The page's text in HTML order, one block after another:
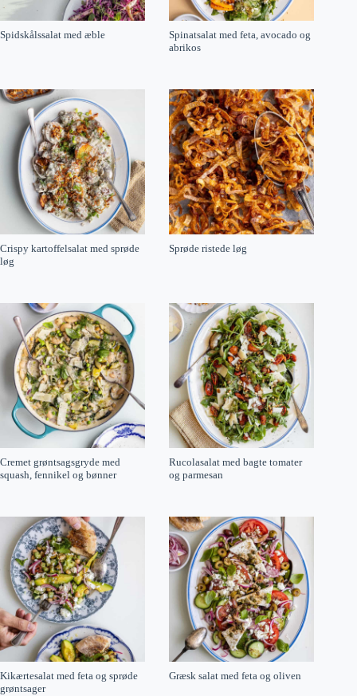
Spidskålssalat med æble
Spinatsalat med feta, avocado og
abrikos
Crispy kartoffelsalat med sprøde
løg
Sprøde ristede løg
Cremet grøntsagsgryde med
squash, fennikel og bønner
Rucolasalat med bagte tomater
og parmesan
Kikærtesalat med feta og sprøde
grøntsager
Græsk salat med feta og oliven